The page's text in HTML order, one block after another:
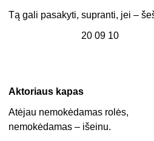
Tą gali pasakyti, supranti, jei –
20 09 10
Aktoriaus kapas
Atėjau nemokėdamas rolės,
nemokėdamas – išeinu.